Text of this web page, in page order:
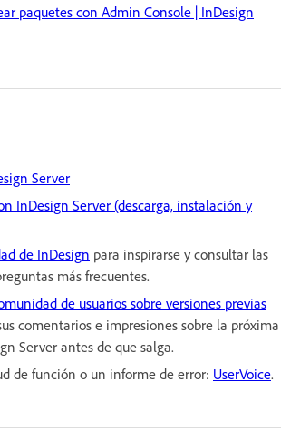
paquetes con Admin Console | InDesign
Server
InDesign Server (descarga, instalación y
de InDesign para inspirarse y consultar las
más frecuentes.
de usuarios sobre versiones previas
comentarios e impresiones sobre la próxima
Server antes de que salga.
de función o un informe de error: UserVoice.